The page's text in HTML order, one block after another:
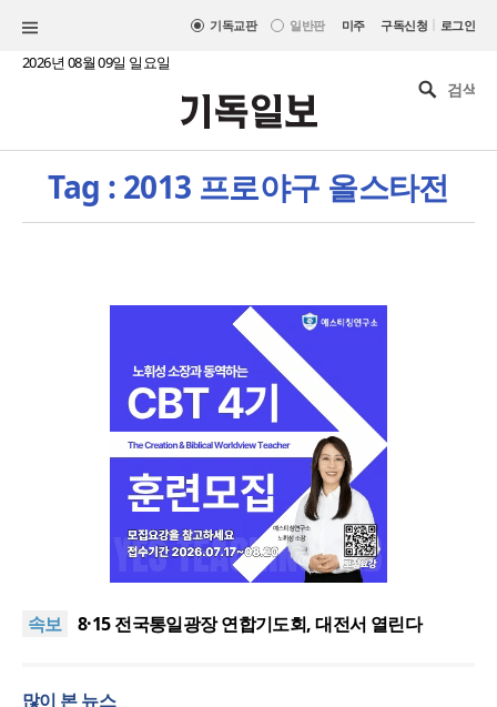
기독교판 일반판 미주 구독신청 | 로그인
2026년 08월 09일 일요일
Tag : 2013 프로야구 올스타전
속보
한동대 RISE사업단, 포항 죽도시장 담은 로컬 매거진
8·15 전국통일광장 연합기도회, 대전서 열린다
많이 본 뉴스